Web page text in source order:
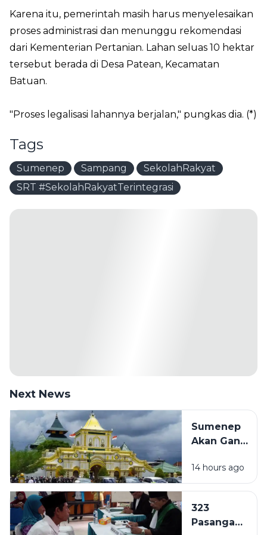
Karena itu, pemerintah masih harus menyelesaikan
proses administrasi dan menunggu rekomendasi
dari Kementerian Pertanian. Lahan seluas 10 hektar
tersebut berada di Desa Patean, Kecamatan
Batuan.
"Proses legalisasi lahannya berjalan," pungkas dia. (*)
Tags
Sumenep Sampang
SekolahRakyat
SRT #SekolahRakyatTerintegrasi
Next News
Sumenep
Akan Ganti
Kabupaten
Kepulauan,
Akademik
Mulai
14 hours ago
323
Pasangan